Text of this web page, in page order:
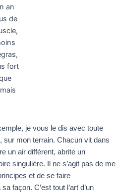
an
de
fort
je vous le dis avec toute
sur mon terrain. Chacun vit dans
un air différent, abrite un
singulière. Il ne s’agit pas de me
et de se faire
façon. C’est tout l’art d’un